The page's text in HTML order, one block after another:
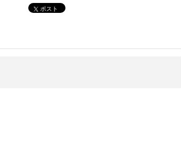
ポスト